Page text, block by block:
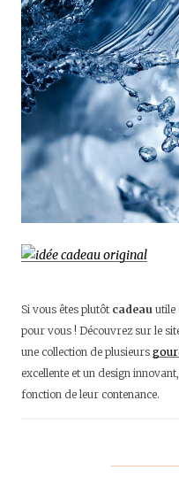
Si vous êtes plutôt cadeau utile
pour vous ! Découvrez sur le
une collection de plusieurs
excellente et un design
fonction de leur contenance.